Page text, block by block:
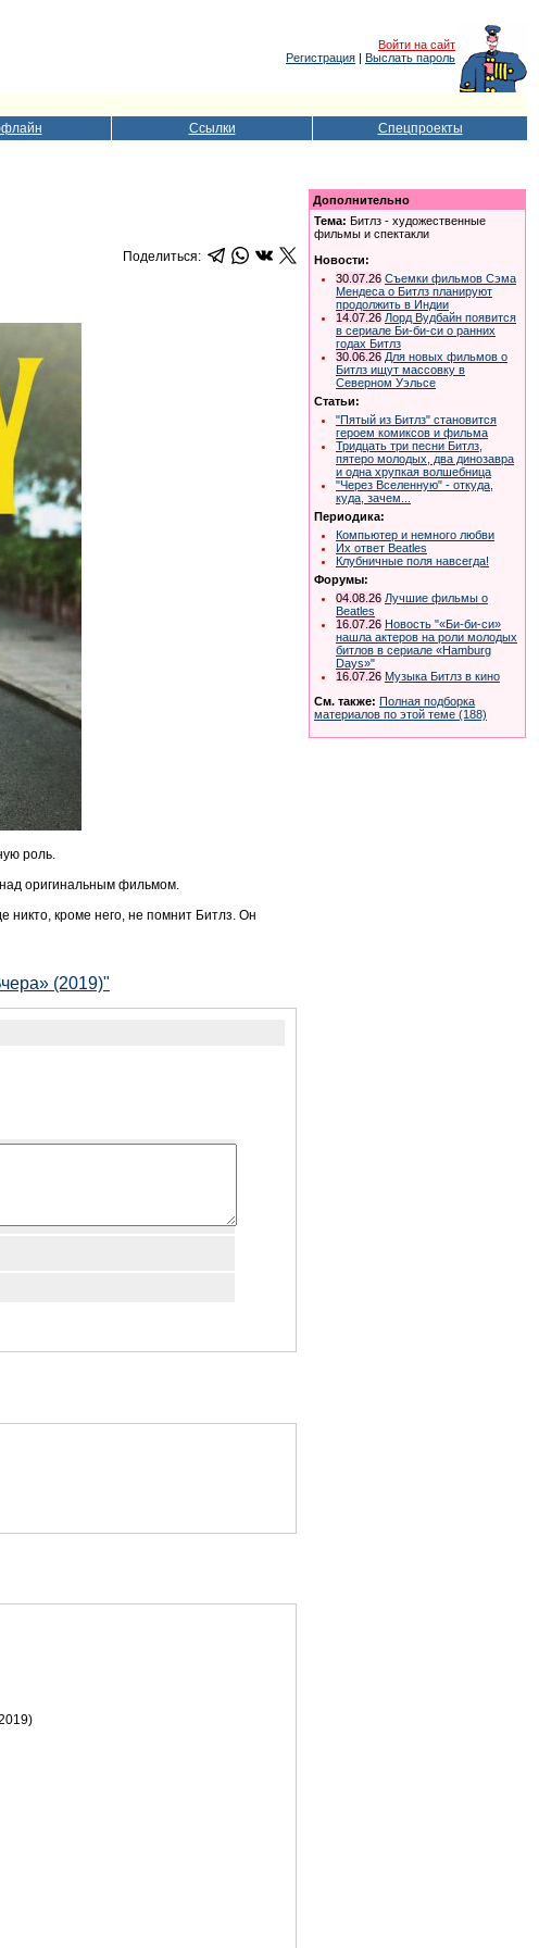
Войти на сайт
Регистрация | Выслать пароль
Ссылки Спецпроекты
Поделиться:
роль.
оригинальным фильмом.
никто, кроме него, не помнит Битлз. Он
(2019)"
Дополнительно
Тема: Битлз - художественные
фильмы и спектакли
Новости:
30.07.26 Съемки фильмов Сэма
Мендеса о Битлз планируют
продолжить в Индии
14.07.26 Лорд Вудбайн появится
в сериале Би-би-си о ранних
годах Битлз
30.06.26 Для новых фильмов о
Битлз ищут массовку в
Северном Уэльсе
Статьи:
"Пятый из Битлз" становится
героем комиксов и фильма
Тридцать три песни Битлз,
пятеро молодых, два динозавра
и одна хрупкая волшебница
"Через Вселенную" - откуда,
куда, зачем...
Периодика:
Компьютер и немного любви
Их ответ Beatles
Клубничные поля навсегда!
Форумы:
04.08.26 Лучшие фильмы о
Beatles
16.07.26 Новость "«Би-би-си»
нашла актеров на роли молодых
битлов в сериале «Hamburg
Days»"
16.07.26 Музыка Битлз в кино
См. также: Полная подборка
материалов по этой теме (188)